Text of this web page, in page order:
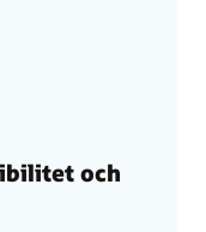
och